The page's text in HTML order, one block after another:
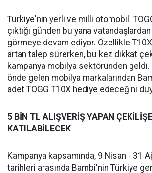
Türkiye'nin yerli ve milli otomobili
çıktığı günden bu yana
görmeye devam ediyor. Özellikle
artan talep sürerken, bu kez dikkat
kampanya mobilya sektöründen geldi.
önde gelen mobilya markalarından
adet TOGG T10X hediye edeceğini
5 BİN TL ALIŞVERİŞ YAPAN ÇEKİLİŞE
KATILABİLECEK
Kampanya kapsamında, 9 Nisan - 31
tarihleri arasında Bambi'nin Türkiye